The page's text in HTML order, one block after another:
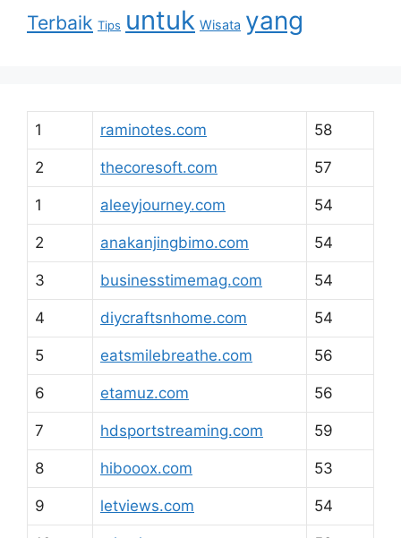
Terbaik Tips untuk Wisata yang
1 raminotes.com 58
2 thecoresoft.com 57
1 aleeyjourney.com 54
2 anakanjingbimo.com 54
3 businesstimemag.com 54
4 diycraftsnhome.com 54
5 eatsmilebreathe.com 56
6 etamuz.com 56
7 hdsportstreaming.com 59
8 hibooox.com 53
9 letviews.com 54